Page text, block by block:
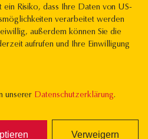
ein Risiko, dass Ihre Daten von US-
verarbeitet werden
außerdem können Sie die
aufrufen und Ihre Einwilligung
unserer Datenschutzerklärung.
Verweigern